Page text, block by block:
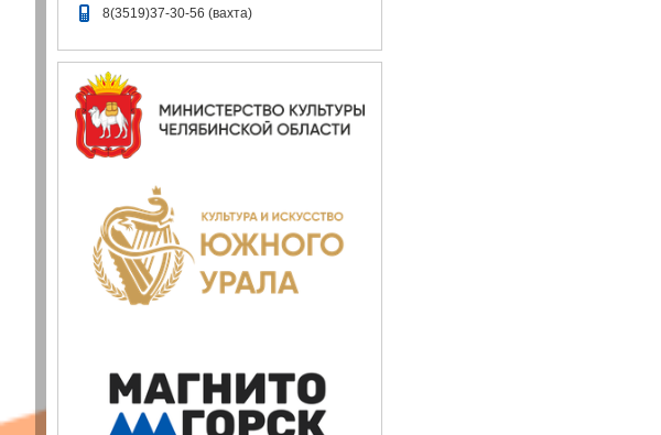
8(3519)37-30-56 (вахта)